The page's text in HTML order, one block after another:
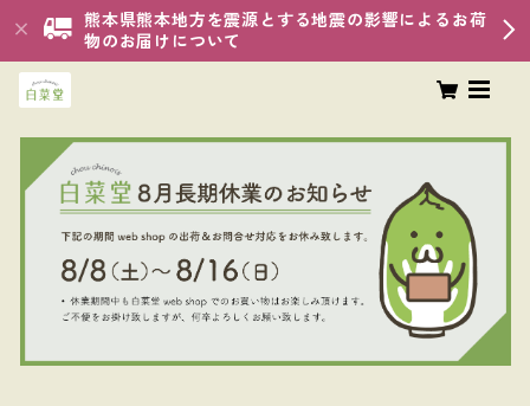
熊本県熊本地方を震源とする地震の影響によるお荷
物のお届けについて